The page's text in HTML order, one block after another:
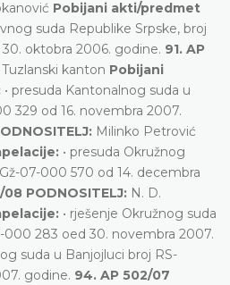
Pobijani akti/predmet
suda Republike Srpske, broj
oktobra 2006. godine. 91. AP
Tuzlanski kanton Pobijani
• presuda Kantonalnog suda u
329 od 16. novembra 2007.
Milinko Petrović
• presuda Okružnog
07-000 570 od 14. decembra
08 PODNOSITELJ: N. D.
• rješenje Okružnog suda
000 283 оed 30. novembra 2007.
suda u Banjojluci broj RS-
godine. 94. AP 502/07